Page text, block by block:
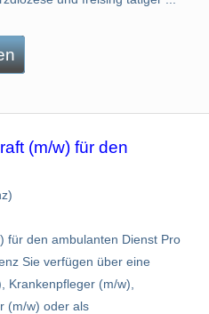
(m/w) für den
für den ambulanten Dienst Pro
Sie verfügen über eine
Krankenpfleger (m/w),
(m/w) oder als